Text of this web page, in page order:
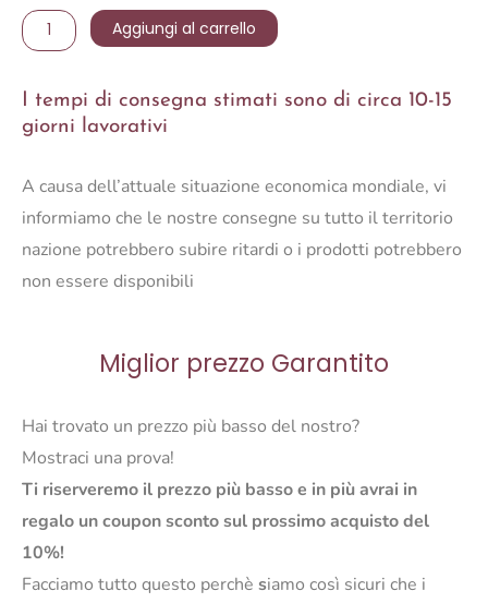
da
esterno
Aggiungi al carrello
I tempi di consegna stimati sono di circa 10-15
giorni lavorativi
A causa dell’attuale situazione economica mondiale, vi
informiamo che le nostre consegne su tutto il territorio
nazione potrebbero subire ritardi o i prodotti potrebbero
non essere disponibili
Miglior prezzo Garantito
Hai trovato un prezzo più basso del nostro?
Mostraci una prova!
Ti riserveremo il prezzo più basso e in più avrai in
regalo un coupon sconto sul prossimo acquisto del
10%!
Facciamo tutto questo perchè siamo così sicuri che i